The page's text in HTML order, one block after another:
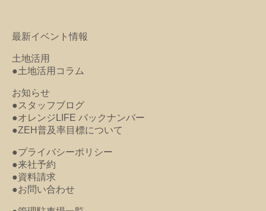
最新イベント情報
土地活用
●土地活用コラム
お知らせ
●スタッフブログ
●オレンジLIFE バックナンバー
●ZEH普及率目標について
●プライバシーポリシー
●来社予約
●資料請求
●お問い合わせ